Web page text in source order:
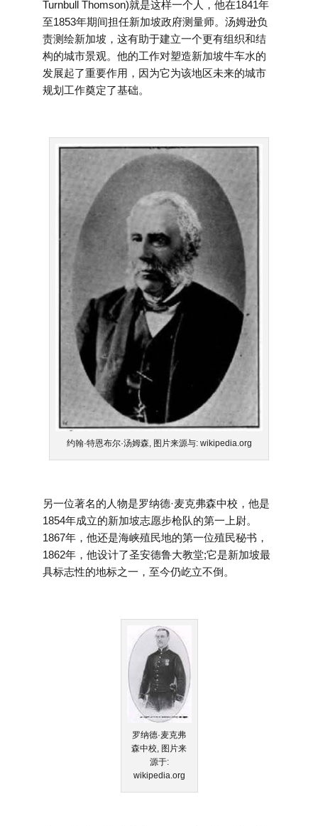
Turnbull Thomson)就是这样一个人，他在1841年
至1853年期间担任新加坡政府测量师。汤姆逊负
责测绘新加坡，这有助于建立一个更有组织和结
构的城市景观。他的工作对塑造新加坡牛车水的
发展起了重要作用，因为它为该地区未来的城市
规划工作奠定了基础。
约翰·特恩布尔·汤姆森, 图片来源与: wikipedia.org
另一位著名的人物是罗纳德·麦克弗森中校，他是
1854年成立的新加坡志愿步枪队的第一上尉。
1867年，他还是海峡殖民地的第一位殖民秘书，
1862年，他设计了圣安德鲁大教堂;它是新加坡最
具标志性的地标之一，至今仍屹立不倒。
罗纳德·麦克弗
森中校, 图片来
源于:
wikipedia.org